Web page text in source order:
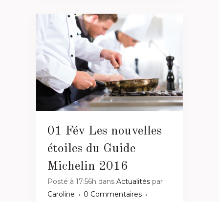
01 Fév Les nouvelles
étoiles du Guide
Michelin 2016
Posté à 17:56h dans Actualités par
Caroline
0 Commentaires